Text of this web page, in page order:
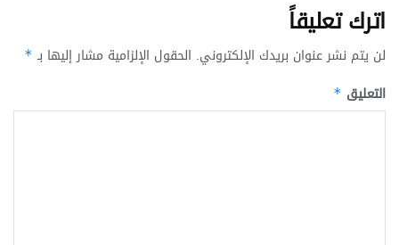
اترك تعليقاً
لن يتم نشر عنوان بريدك الإلكتروني. الحقول الإلزامية مشار إليها بـ *
التعليق *